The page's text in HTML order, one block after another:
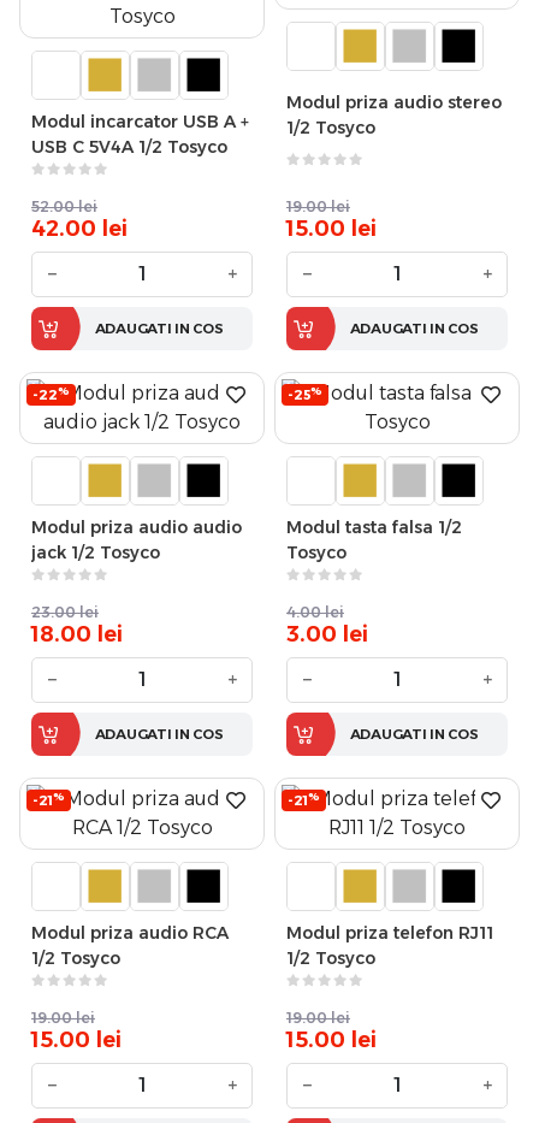
Modul incarcator USB A +
USB C 5V4A 1/2 Tosyco
52.00 lei
42.00 lei
− +
ADAUGATI IN COS
Modul priza audio stereo
1/2 Tosyco
19.00 lei
15.00 lei
− +
ADAUGATI IN COS
-22%
Modul priza audio audio
jack 1/2 Tosyco
23.00 lei
18.00 lei
− +
ADAUGATI IN COS
-25%
Modul tasta falsa 1/2
Tosyco
4.00 lei
3.00 lei
− +
ADAUGATI IN COS
-21%
Modul priza audio RCA
1/2 Tosyco
19.00 lei
15.00 lei
− +
-21%
Modul priza telefon RJ11
1/2 Tosyco
19.00 lei
15.00 lei
− +